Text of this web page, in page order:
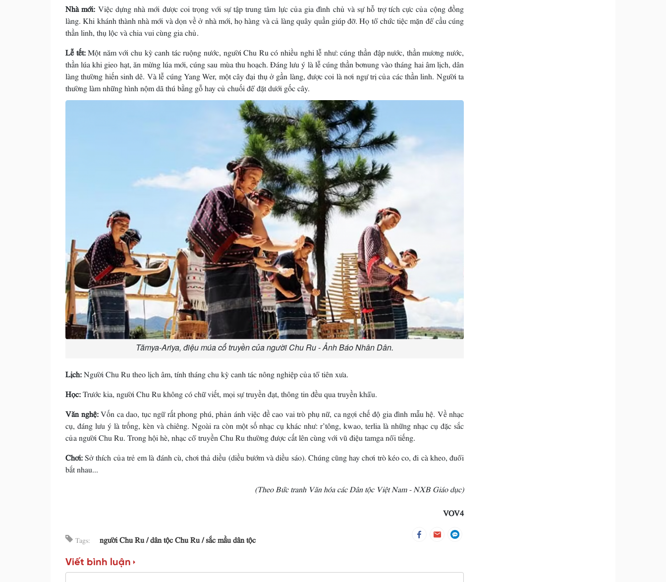
Nhà mới: Việc dựng nhà mới được coi trọng với sự tập trung tâm lực của gia đình chủ và sự hỗ trợ tích cực của cộng đồng
làng. Khi khánh thành nhà mới và dọn về ở nhà mới, họ hàng và cả làng quây quần giúp đỡ. Họ tổ chức tiệc mặn để cầu cúng
thần linh, thụ lộc và chia vui cùng gia chủ.
Lễ tết:Một năm với chu kỳ canh tác ruộng nước, người Chu Ru có nhiều nghi lễ như: cúng thần đập nước, thần mương nước,
thần lúa khi gieo hạt, ăn mừng lúa mới, cúng sau mùa thu hoạch. Ðáng lưu ý là lễ cúng thần bơnung vào tháng hai âm lịch, dân
làng thường hiến sinh dê. Và lễ cúng Yang Wer, một cây đại thụ ở gần làng, được coi là nơi ngự trị của các thần linh. Người ta
thường làm những hình nộm dã thú bằng gỗ hay củ chuối để đặt dưới gốc cây.
Tămya-Ariya, điệu múa cổ truyền của người Chu Ru - Ảnh Báo Nhân Dân.
Lịch:Người Chu Ru theo lịch âm, tính tháng chu kỳ canh tác nông nghiệp của tổ tiên xưa.
Học:Trước kia, người Chu Ru không có chữ viết, mọi sự truyền đạt, thông tin đều qua truyền khẩu.
Văn nghệ:Vốn ca dao, tục ngữ rất phong phú, phản ánh việc đề cao vai trò phụ nữ, ca ngợi chế độ gia đình mẫu hệ. Về nhạc
cụ, đáng lưu ý là trống, kèn và chiêng. Ngoài ra còn một số nhạc cụ khác như: r’tông, kwao, terlia là những nhạc cụ đặc sắc
của người Chu Ru. Trong hội hè, nhạc cổ truyền Chu Ru thường được cất lên cùng với vũ điệu tamga nổi tiếng.
Chơi:Sở thích của trẻ em là đánh cù, chơi thả diều (diều bướm và diều sáo). Chúng cũng hay chơi trò kéo co, đi cà kheo, đuổi
bắt nhau...
(Theo Bức tranh Văn hóa các Dân tộc Việt Nam - NXB Giáo dục)
VOV4
Tags: người Chu Ru dân tộc Chu Ru sắc mầu dân tộc
Viết bình luận